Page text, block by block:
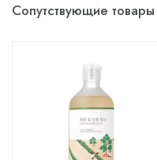
Сопутствующие товары